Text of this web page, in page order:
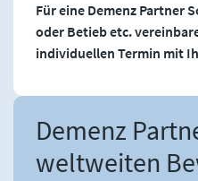
Für eine Demenz Partner
oder Betieb etc.
individuellen Termin mit
Demenz
weltweiten